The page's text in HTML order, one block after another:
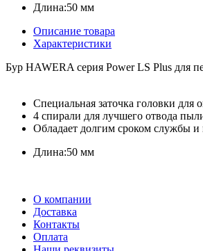
Длина:50 мм
Описание товара
Характеристики
Бур HAWERA cерия Power LS Plus для
Специальная заточка головки для
4 спирали для лучшего отвода
Обладает долгим сроком службы и
Длина:50 мм
О компании
Доставка
Контакты
Оплата